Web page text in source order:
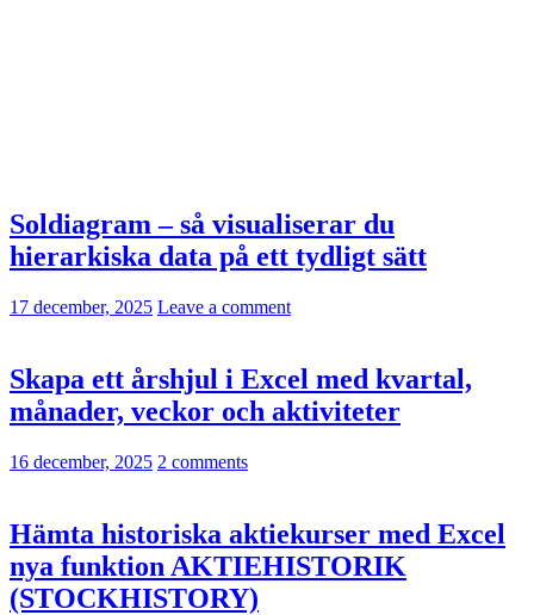
Soldiagram – så visualiserar du
hierarkiska data på ett tydligt sätt
17 december, 2025 Leave a comment
Skapa ett årshjul i Excel med kvartal,
månader, veckor och aktiviteter
16 december, 2025 2 comments
Hämta historiska aktiekurser med Excel
nya funktion AKTIEHISTORIK
(STOCKHISTORY)